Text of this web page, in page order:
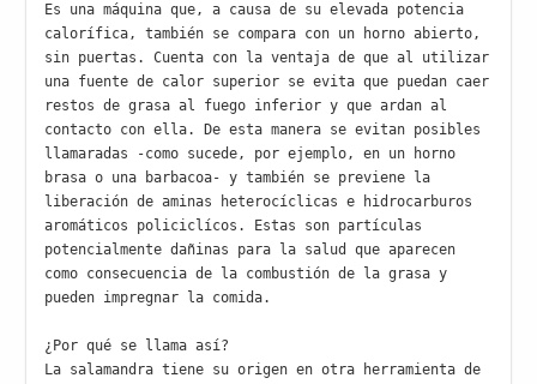
Es una máquina que, a causa de su elevada potencia
calorífica, también se compara con un horno abierto,
sin puertas. Cuenta con la ventaja de que al utilizar
una fuente de calor superior se evita que puedan caer
restos de grasa al fuego inferior y que ardan al
contacto con ella. De esta manera se evitan posibles
llamaradas -como sucede, por ejemplo, en un horno
brasa o una barbacoa- y también se previene la
liberación de aminas heterocíclicas e hidrocarburos
aromáticos policiclícos. Estas son partículas
potencialmente dañinas para la salud que aparecen
como consecuencia de la combustión de la grasa y
pueden impregnar la comida.
¿Por qué se llama así?
La salamandra tiene su origen en otra herramienta de